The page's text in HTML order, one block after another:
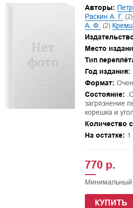
Авторы:
Раскин А. Г. (2)
А. Ф. (2)
Место
Тип
Год издания:
Формат:
Состояние:
загрязнение
корешка и
Количество
На остатке: 1
770 р.
Минимальный
КУПИТЬ